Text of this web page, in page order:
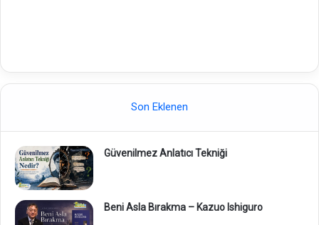
Son Eklenen
Güvenilmez Anlatıcı Tekniği
Beni Asla Bırakma – Kazuo Ishiguro